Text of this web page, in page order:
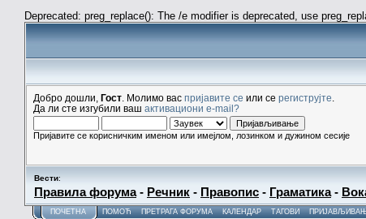
Deprecated: preg_replace(): The /e modifier is deprecated, use
Добро дошли, Гост . Молимо вас пријавите се или се региструјте
Да ли сте изгубили ваш активациони e-mail?
Пријавите се корисничким именом или имејлом, лозинком и дужином сесије
Вести:
Правила форума- Речник - Правопис - Граматика-
ПОЧЕТНА ПОМОЋ ПРЕТРАГА ФОРУМА КАЛЕНДАР ТАГОВИ